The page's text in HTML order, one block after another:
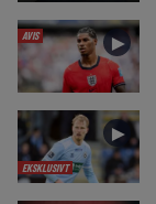
AVIS ►
EKSKLUSIVT
►